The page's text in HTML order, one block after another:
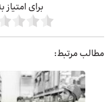
برای
مطالب مرتبط: